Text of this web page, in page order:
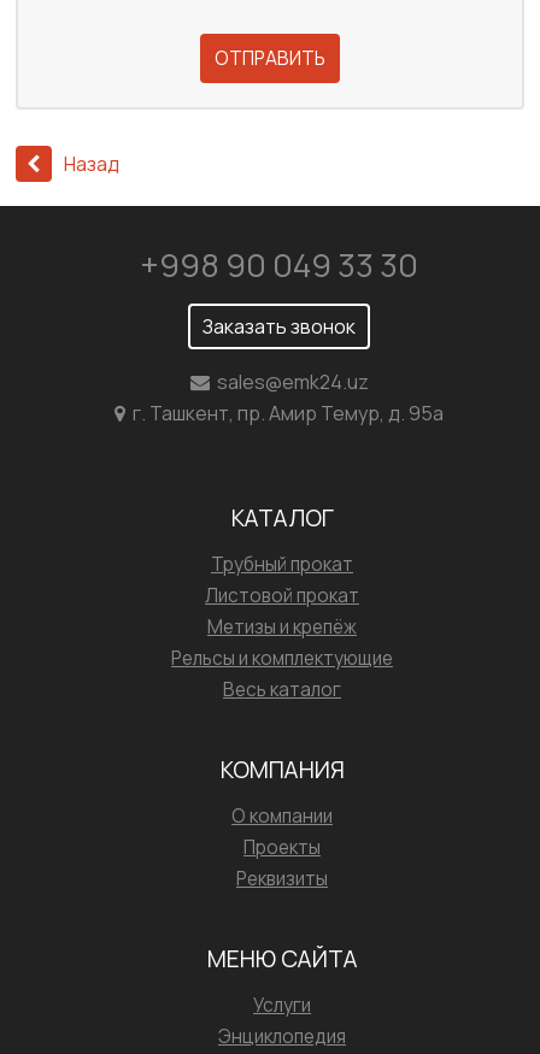
ОТПРАВИТЬ
Назад
+998 90 049 33 30
Заказать звонок
sales@emk24.uz
г. Ташкент, пр. Амир Темур, д. 95а
КАТАЛОГ
Трубный прокат
Листовой прокат
Метизы и крепёж
Рельсы и комплектующие
Весь каталог
КОМПАНИЯ
О компании
Проекты
Реквизиты
МЕНЮ САЙТА
Услуги
Энциклопедия